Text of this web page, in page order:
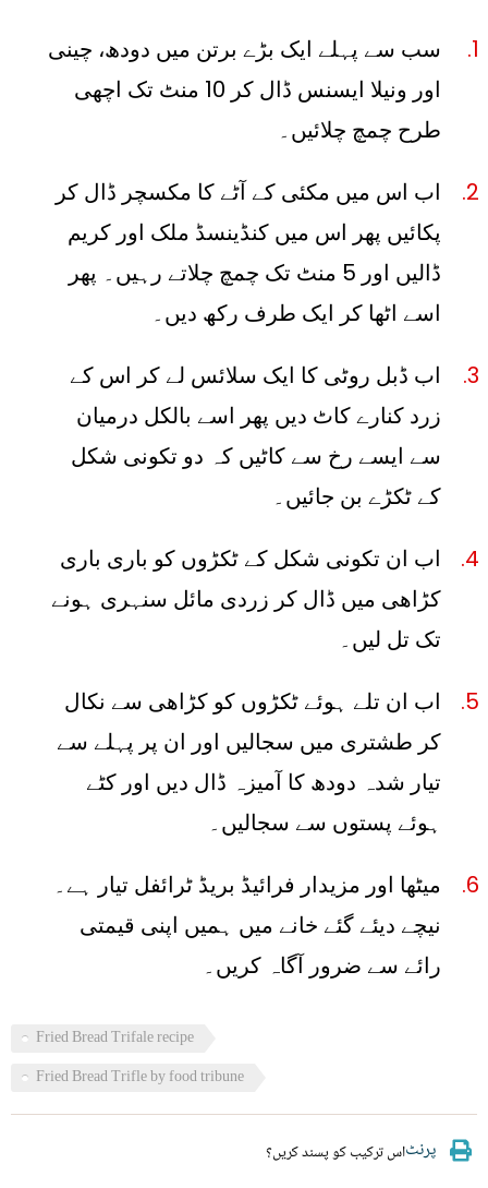
سب سے پہلے ایک بڑے برتن میں دودھ، چینی
اور ونیلا ایسنس ڈال کر 10 منٹ تک اچھی
طرح چمچ چلائیں۔
اب اس میں مکئی کے آٹے کا مکسچر ڈال کر
پکائیں پھر اس میں کنڈینسڈ ملک اور کریم
ڈالیں اور 5 منٹ تک چمچ چلاتے رہیں۔ پھر
اسے اٹھا کر ایک طرف رکھ دیں۔
اب ڈبل روٹی کا ایک سلائس لے کر اس کے
زرد کنارے کاٹ دیں پھر اسے بالکل درمیان
سے ایسے رخ سے کاٹیں کہ دو تکونی شکل
کے ٹکڑے بن جائیں۔
اب ان تکونی شکل کے ٹکڑوں کو باری باری
کڑاھی میں ڈال کر زردی مائل سنہری ہونے
تک تل لیں۔
اب ان تلے ہوئے ٹکڑوں کو کڑاھی سے نکال
کر طشتری میں سجالیں اور ان پر پہلے سے
تیار شدہ دودھ کا آمیزہ ڈال دیں اور کٹے
ہوئے پستوں سے سجالیں۔
میٹھا اور مزیدار فرائیڈ بریڈ ٹرائفل تیار ہے۔
نیچے دیئے گئے خانے میں ہمیں اپنی قیمتی
رائے سے ضرور آگاہ کریں۔
Fried Bread Trifale recipe
Fried Bread Trifle by food tribune
اس ترکیب کو پسند کریں؟پرنٹ